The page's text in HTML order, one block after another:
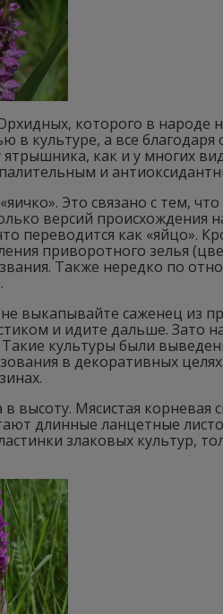
которого в народе
в культуре, а все
как и у многих
и
Это связано с тем,
версий происхождения
переводится как «яйцо».
приворотного зелья
Также нередко по
выкапывайте саженец из
и идите дальше. Зато
культуры были
в декоративных
высоту. Мясистая корневая
длинные ланцетные
злаковых культур,